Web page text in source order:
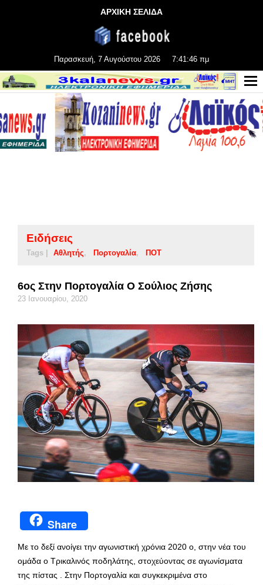
ΑΡΧΙΚΗ ΣΕΛΙΔΑ
Παρασκευή, 7 Αυγούστου 2026 7:41:46 πμ
Ειδήσεις
Tags | Αθλητής Πορτογαλία ΠΟΤ
6ος Στην Πορτογαλία Ο Σούλιος Ζήσης
23 Ιανουαρίου, 2020
Share
Με το δεξί ανοίγει την αγωνιστική χρόνια 2020 ο, στην νέα του
ομάδα ο Τρικαλινός ποδηλάτης, στοχεύοντας σε αγωνίσματα
της πίστας . Στην Πορτογαλία και συγκεκριμένα στο